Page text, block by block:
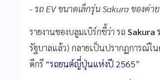
- รถ EV ขนาดเล็กรุ่น Sakura ของค่
รายงานของบลูมเบิร์กชี้ว่า รถ Sakura
รัฐบาลแล้ว) กลายเป็นปรากฏการณ์ใน
ดีกรี “รถยนต์ญี่ปุ่นแห่งปี 2565”